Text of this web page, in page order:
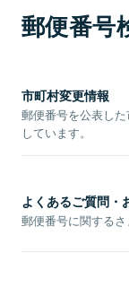
郵便番号
市町村変更情報
郵便番号を公表し
しています。
よくあるご質問・
郵便番号に関するさ